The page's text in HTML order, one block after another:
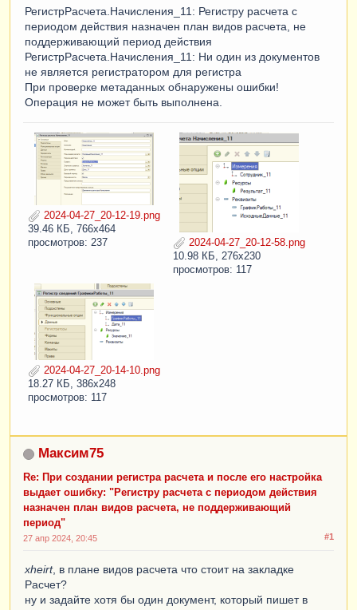
РегистрРасчета.Начисления_11: Регистру расчета с
периодом действия назначен план видов расчета, не
поддерживающий период действия
РегистрРасчета.Начисления_11: Ни один из документов
не является регистратором для регистра
При проверке метаданных обнаружены ошибки!
Операция не может быть выполнена.
2024-04-27_20-12-19.png
39.46 КБ, 766x464
просмотров: 237
2024-04-27_20-12-58.png
10.98 КБ, 276x230
просмотров: 117
2024-04-27_20-14-10.png
18.27 КБ, 386x248
просмотров: 117
Максим75
Re: При создании регистра расчета и после его настройка
выдает ошибку: "Регистру расчета с периодом действия
назначен план видов расчета, не поддерживающий
период"
#1
27 апр 2024, 20:45
xheirt, в плане видов расчета что стоит на закладке
Расчет?
ну и задайте хотя бы один документ, который пишет в